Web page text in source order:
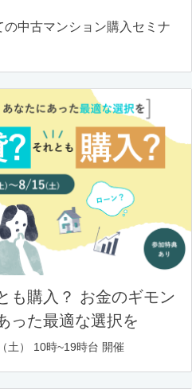
中古マンション購入セミナ
も購入？ お金のギモン
った最適な選択を
土） 10時~19時台 開催